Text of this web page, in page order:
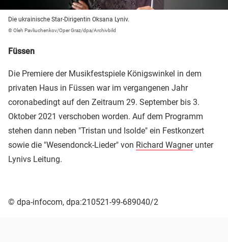
Die ukrainische Star-Dirigentin Oksana Lyniv.
© Oleh Pavliuchenkov/Oper Graz/dpa/Archivbild
Füssen
Die Premiere der Musikfestspiele Königswinkel in dem
privaten Haus in Füssen war im vergangenen Jahr
coronabedingt auf den Zeitraum 29. September bis 3.
Oktober 2021 verschoben worden. Auf dem Programm
stehen dann neben "Tristan und Isolde" ein Festkonzert
sowie die "Wesendonck-Lieder" von Richard Wagnerunter
Lynivs Leitung.
© dpa-infocom, dpa:210521-99-689040/2